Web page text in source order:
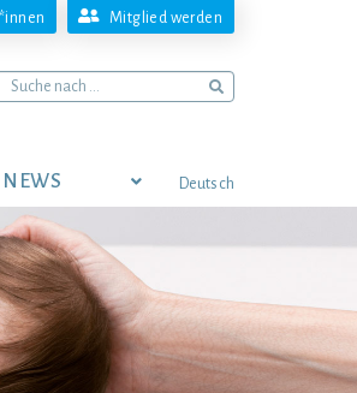
Mitglied werden
NEWS Deutsch